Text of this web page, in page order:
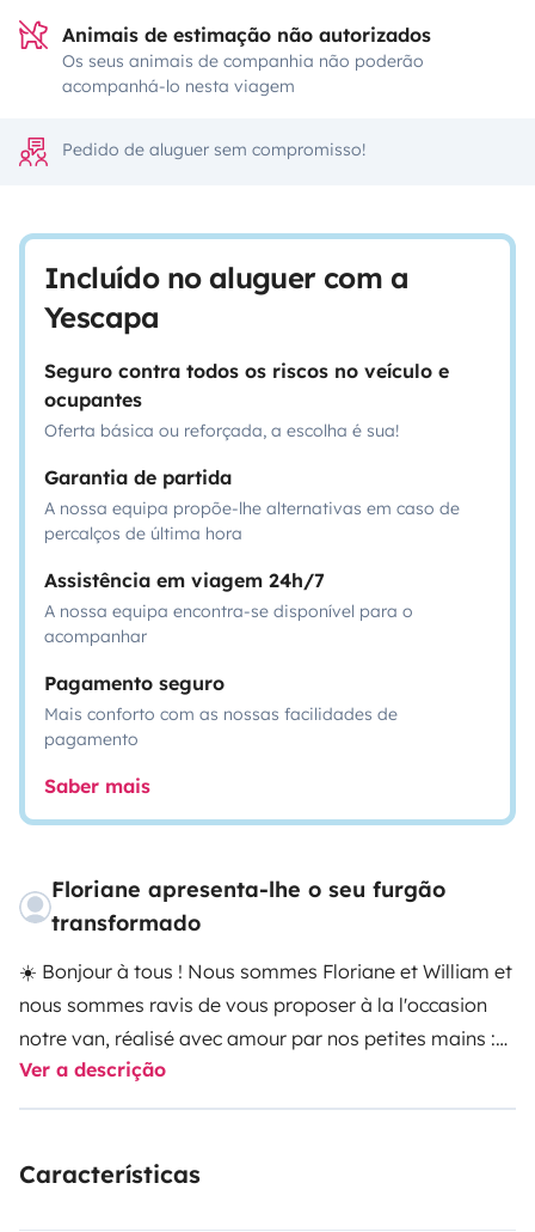
Animais de estimação não autorizados
Os seus animais de companhia não poderão
acompanhá-lo nesta viagem
Pedido de aluguer sem compromisso!
Incluído no aluguer com a
Yescapa
Seguro contra todos os riscos no veículo e
ocupantes
Oferta básica ou reforçada, a escolha é sua!
Garantia de partida
A nossa equipa propõe-lhe alternativas em caso de
percalços de última hora
Assistência em viagem 24h/7
A nossa equipa encontra-se disponível para o
acompanhar
Pagamento seguro
Mais conforto com as nossas facilidades de
pagamento
Saber mais
Floriane apresenta-lhe o seu furgão
transformado
☀️ Bonjour à tous ! Nous sommes Floriane et William et
nous sommes ravis de vous proposer à la l'occasion
notre van, réalisé avec amour par nos petites mains :
FLOWI 🚐On ne vous propose pas uniquement un van...
nous vous proposons une expérience !Nous vous
besoin pour vos vacances : paddles, rollers, planche de
Ver a descrição
Características